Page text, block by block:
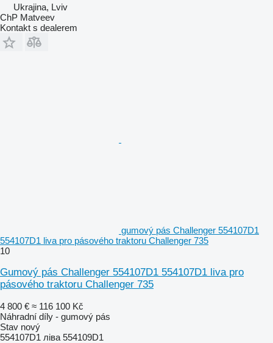
Ukrajina, Lviv
ChP Matveev
Kontakt s dealerem
gumový pás Challenger 554107D1
554107D1 liva pro pásového traktoru Challenger 735
10
Gumový pás Challenger 554107D1 554107D1 liva pro
pásového traktoru Challenger 735
4 800 € ≈ 116 100 Kč
Náhradní díly - gumový pás
Stav nový
554107D1 ліва 554109D1